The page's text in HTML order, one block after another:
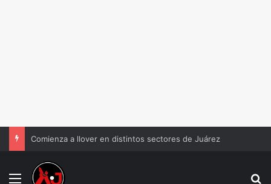
Comienza a llover en distintos sectores de Juárez
Menu